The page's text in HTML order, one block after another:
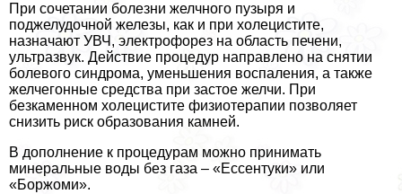
При сочетании болезни желчного пузыря и
поджелудочной железы, как и при холецистите,
назначают УВЧ, электрофорез на область печени,
ультразвук. Действие процедур направлено на снятии
болевого синдрома, уменьшения воспаления, а также
желчегонные средства при застое желчи. При
безкаменном холецистите физиотерапии позволяет
снизить риск образования камней.
В дополнение к процедурам можно принимать
минеральные воды без газа – «Ессентуки» или
«Боржоми».